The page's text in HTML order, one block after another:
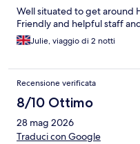
Well situated to get around
Friendly and helpful staff
Julie, viaggio di 2 notti
Recensione verificata
8/10 Ottimo
28 mag 2026
Traduci con Google